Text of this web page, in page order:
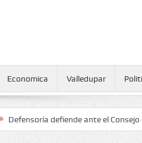
Economica Valledupar
ante el Consejo de Estado